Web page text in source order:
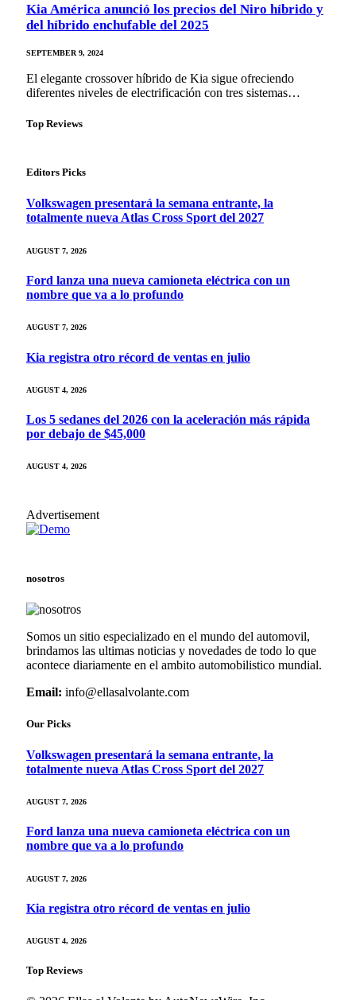
Kia América anunció los precios del Niro híbrido y
del híbrido enchufable del 2025
SEPTEMBER 9, 2024
El elegante crossover híbrido de Kia sigue ofreciendo
diferentes niveles de electrificación con tres sistemas…
Top Reviews
Editors Picks
Volkswagen presentará la semana entrante, la
totalmente nueva Atlas Cross Sport del 2027
AUGUST 7, 2026
Ford lanza una nueva camioneta eléctrica con un
nombre que va a lo profundo
AUGUST 7, 2026
Kia registra otro récord de ventas en julio
AUGUST 4, 2026
Los 5 sedanes del 2026 con la aceleración más rápida
por debajo de $45,000
AUGUST 4, 2026
Advertisement
nosotros
Somos un sitio especializado en el mundo del automovil,
brindamos las ultimas noticias y novedades de todo lo que
acontece diariamente en el ambito automobilistico mundial.
Email: info@ellasalvolante.com
Our Picks
Volkswagen presentará la semana entrante, la
totalmente nueva Atlas Cross Sport del 2027
AUGUST 7, 2026
Ford lanza una nueva camioneta eléctrica con un
nombre que va a lo profundo
AUGUST 7, 2026
Kia registra otro récord de ventas en julio
AUGUST 4, 2026
Top Reviews